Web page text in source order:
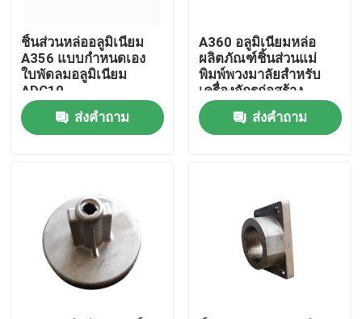
ทัวร์โรงงาน
ควบคุมคุณภาพ
ขอใบเสนอราคา
ชิ้นส่วนหล่ออลูมิเนียม
A356 แบบกำหนดเอง
ใบพัดลมอลูมิเนียม
ADC10
ส่งคำถาม
A360 อลูมิเนียมหล่อ
ผลิตภัณฑ์ชิ้นส่วนแม่
พิมพ์พวงมาลัยสำหรับ
เครื่องจักรก่อสร้าง
ส่งคำถาม